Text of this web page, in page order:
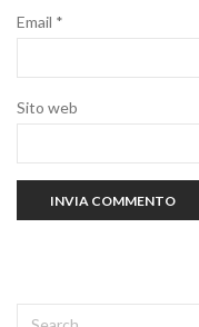
Email *
Sito web
Search